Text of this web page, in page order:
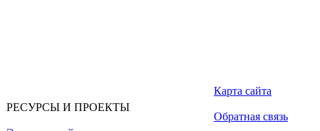
РЕСУРСЫ И ПРОЕКТЫ
Карта сайта
Обратная связь